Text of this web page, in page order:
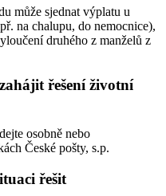
může sjednat výplatu u
na chalupu, do nemocnice),
druhého z manželů z
řešení životní
osobně nebo
České pošty, s.p.
řešit